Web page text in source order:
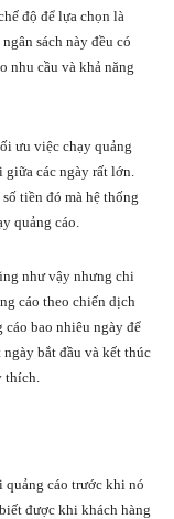
độ để lựa chọn là
sách này đều có
nhu cầu và khả năng
ưu việc chạy quảng
các ngày rất lớn.
tiền đó mà hệ thống
quảng cáo.
như vậy nhưng chi
cáo theo chiến dịch
bao nhiêu ngày để
bắt đầu và kết thúc
thích.
quảng cáo trước khi nó
được khi khách hàng